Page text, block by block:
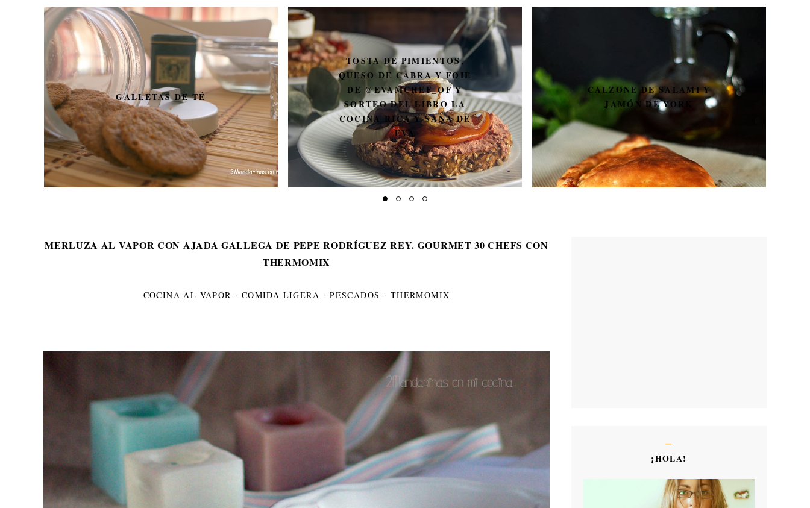
GALLETAS DE TÉ
TOSTA DE PIMIENTOS,
QUESO DE CABRA Y FOIE
DE @EVAMCHEF_OF Y
SORTEO DEL LIBRO LA
COCINA RICA Y SANA DE
EVA
CALZONE DE SALAMI Y
JAMÓN DE YORK
MERLUZA AL VAPOR CON AJADA GALLEGA DE PEPE RODRÍGUEZ REY. GOURMET 30 CHEFS CON
THERMOMIX
COCINA AL VAPOR · COMIDA LIGERA ·PESCADOS · THERMOMIX
¡HOLA!